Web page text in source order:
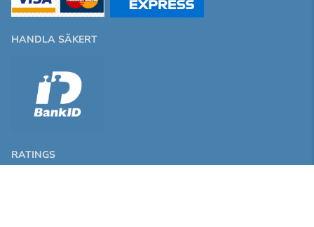
HANDLA SÄKERT
RATINGS